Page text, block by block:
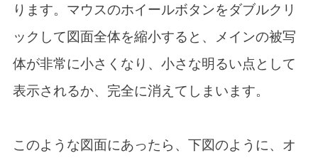
ります。マウスのホイールボタンをダブルクリ
ックして図面全体を縮小すると、メインの被写
体が非常に小さくなり、小さな明るい点として
表示されるか、完全に消えてしまいます。
このような図面にあったら、下図のように、オ